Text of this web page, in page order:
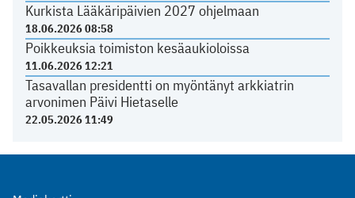
Kurkista Lääkäripäivien 2027 ohjelmaan
18.06.2026 08:58
Poikkeuksia toimiston kesäaukioloissa
11.06.2026 12:21
Tasavallan presidentti on myöntänyt arkkiatrin
arvonimen Päivi Hietaselle
22.05.2026 11:49